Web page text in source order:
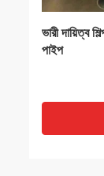
মিরর পালিশ
SUS321